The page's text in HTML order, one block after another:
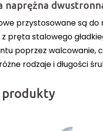
naprężna
przystosowane są
pręta stalowego
poprzez walcowanie,
rodzaje i długości
produkty